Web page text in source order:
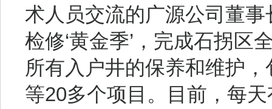
术人员交流的广源公司董
检修‘黄金季’，完成石拐区
所有入户井的保养和维护
等20多个项目。目前，每